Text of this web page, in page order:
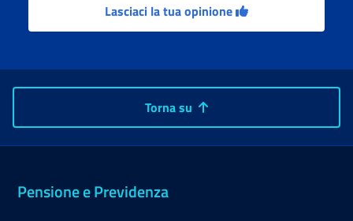
Lasciaci la tua opinione
Torna su
Pensione e Previdenza